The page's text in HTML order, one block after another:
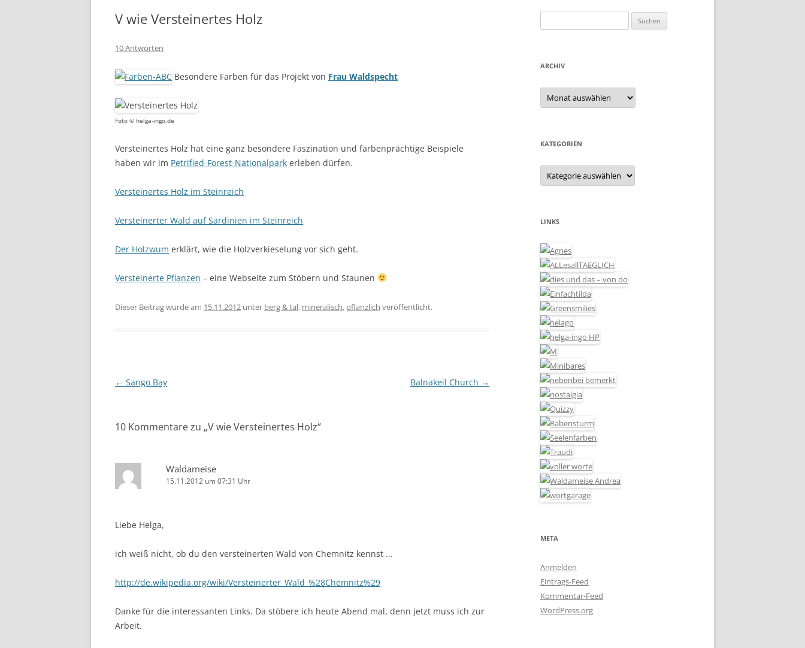
V wie Versteinertes Holz
10 Antworten
Besondere Farben für das Projekt von Frau Waldspecht
Foto © helga-ingo.de
Versteinertes Holz hat eine ganz besondere Faszination und farbenprächtige Beispiele
haben wir im Petrified-Forest-Nationalpark erleben dürfen.
Versteinertes Holz im Steinreich
Versteinerter Wald auf Sardinien im Steinreich
Der Holzwum erklärt, wie die Holzverkieselung vor sich geht.
Versteinerte Pflanzen – eine Webseite zum Stöbern und Staunen
Dieser Beitrag wurde am 15.11.2012 unter berg & tal, mineralisch, pflanzlich veröffentlicht.
Beitragsnavigation
← Sango Bay Balnakeil Church →
10 Kommentare zu „V wie Versteinertes Holz“
Waldameise
15.11.2012 um 07:31 Uhr
Liebe Helga,
ich weiß nicht, ob du den versteinerten Wald von Chemnitz kennst …
http://de.wikipedia.org/wiki/Versteinerter_Wald_%28Chemnitz%29
Danke für die interessanten Links. Da stöbere ich heute Abend mal, denn jetzt muss ich zur
Arbeit.
nach:
ARCHIV
Archiv
KATEGORIEN
Kategorien
LINKS
META
Anmelden
Eintrags-Feed
Kommentar-Feed
WordPress.org